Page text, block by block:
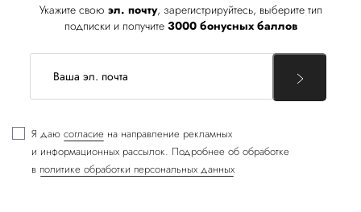
Укажите свою эл. почту, зарегистрируйтесь, выберите тип
подписки и получите 3000 бонусных баллов
Я даю согласие на направление рекламных
и информационных рассылок. Подробнее об обработке
в политике обработки персональных данных